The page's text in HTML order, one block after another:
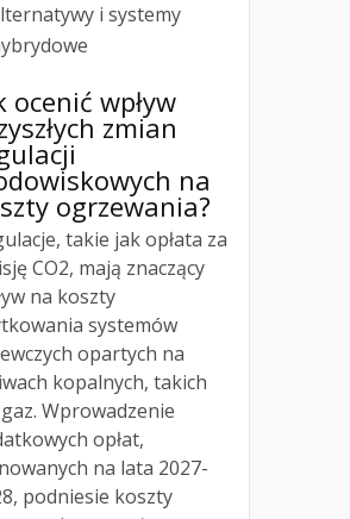
i systemy
ocenić wpływ
zmian
na
ogrzewania?
takie jak opłata za
CO2, mają znaczący
na koszty
systemów
opartych na
kopalnych, takich
Wprowadzenie
opłat,
na lata 2027-
podniesie koszty